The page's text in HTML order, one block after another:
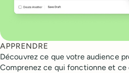
APPRENDRE
Découvrez ce que votre audience
Comprenez ce qui fonctionne et ce